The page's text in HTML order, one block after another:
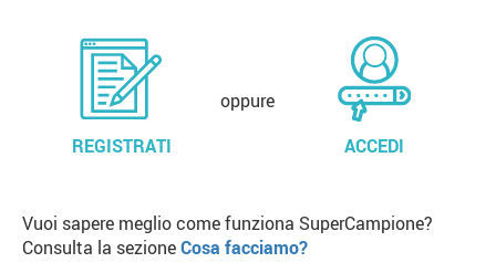
REGISTRATI
oppure
ACCEDI
Vuoi sapere meglio come funziona SuperCampione?
Consulta la sezioneCosa facciamo?